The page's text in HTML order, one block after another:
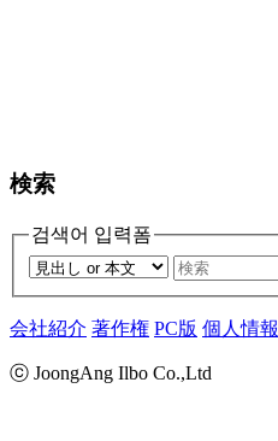
検索
검색어 입력폼
会社紹介 著作権 PC版 個人情報
ⓒ JoongAng Ilbo Co.,Ltd